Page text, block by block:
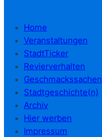
Home
Veranstaltungen
StadtTicker
Revierverhalten
Geschmackssachen
Stadtgeschichte(n)
Archiv
Hier werben
Impressum